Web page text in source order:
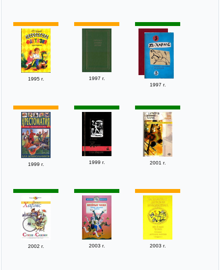
1995 г.
1997 г.
1997 г.
1999 г. 1999 г. 2001 г.
2002 г. 2003 г. 2003 г.